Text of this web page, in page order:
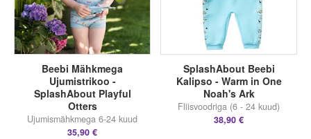
Beebi Mähkmega
Ujumistrikoo -
SplashAbout Playful
Otters
Ujumismähkmega 6-24 kuud
35,90 €
SplashAbout Beebi
Kalipso - Warm in One
Noah's Ark
Fliisvoodriga (6 - 24 kuud)
38,90 €